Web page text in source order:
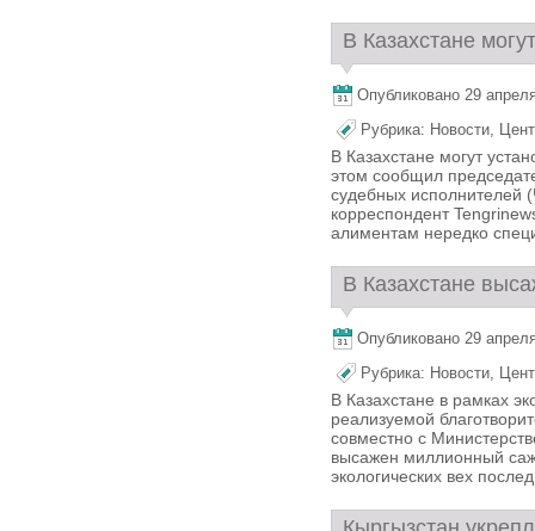
В Казахстане
Опубликовано 29
Рубрика: Новости,
В Казахстане могут
этом сообщил
судебных исполнителей
корреспондент
алиментам нередко
В Казахстане
Опубликовано 29
Рубрика: Новости,
В Казахстане в рамках
реализуемой
совместно с
высажен миллионный
экологических вех